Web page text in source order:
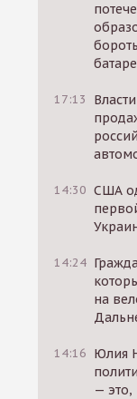
17:13
14:30 США
14:24
на
14:16 Юлия
— это,